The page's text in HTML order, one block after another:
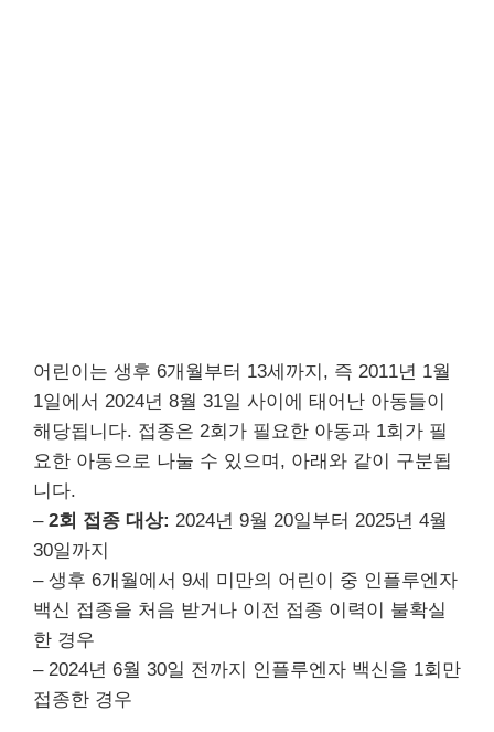
어린이는 생후 6개월부터 13세까지, 즉 2011년 1월
1일에서 2024년 8월 31일 사이에 태어난 아동들이
해당됩니다. 접종은 2회가 필요한 아동과 1회가 필
요한 아동으로 나눌 수 있으며, 아래와 같이 구분됩
니다.
– 2회 접종 대상: 2024년 9월 20일부터 2025년 4월
30일까지
– 생후 6개월에서 9세 미만의 어린이 중 인플루엔자
백신 접종을 처음 받거나 이전 접종 이력이 불확실
한 경우
– 2024년 6월 30일 전까지 인플루엔자 백신을 1회만
접종한 경우